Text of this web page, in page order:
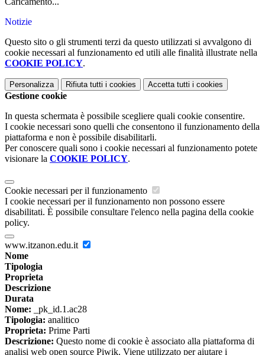
Notizie
Questo sito o gli strumenti terzi da questo utilizzati si avvalgono di
cookie necessari al funzionamento ed utili alle finalità illustrate nella
COOKIE POLICY.
Personalizza Rifiuta tutti i cookies Accetta tutti i cookies
Gestione cookie
In questa schermata è possibile scegliere quali cookie consentire.
I cookie necessari sono quelli che consentono il funzionamento della
piattaforma e non è possibile disabilitarli.
Per conoscere quali sono i cookie necessari al funzionamento potete
visionare la COOKIE POLICY.
Cookie necessari per il funzionamento
I cookie necessari per il funzionamento non possono essere
disabilitati. È possibile consultare l'elenco nella pagina della cookie
policy.
www.itzanon.edu.it
Nome
Tipologia
Proprieta
Descrizione
Durata
Nome: _pk_id.1.ac28
Tipologia: analitico
Proprieta: Prime Parti
Descrizione: Questo nome di cookie è associato alla piattaforma di
analisi web open source Piwik. Viene utilizzato per aiutare i